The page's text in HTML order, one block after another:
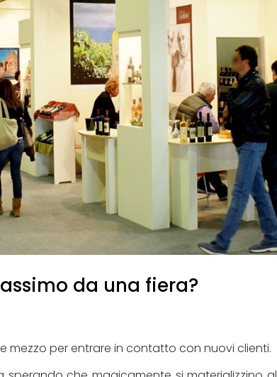
da una fiera?
mezzo per entrare in contatto con nuovi clienti.